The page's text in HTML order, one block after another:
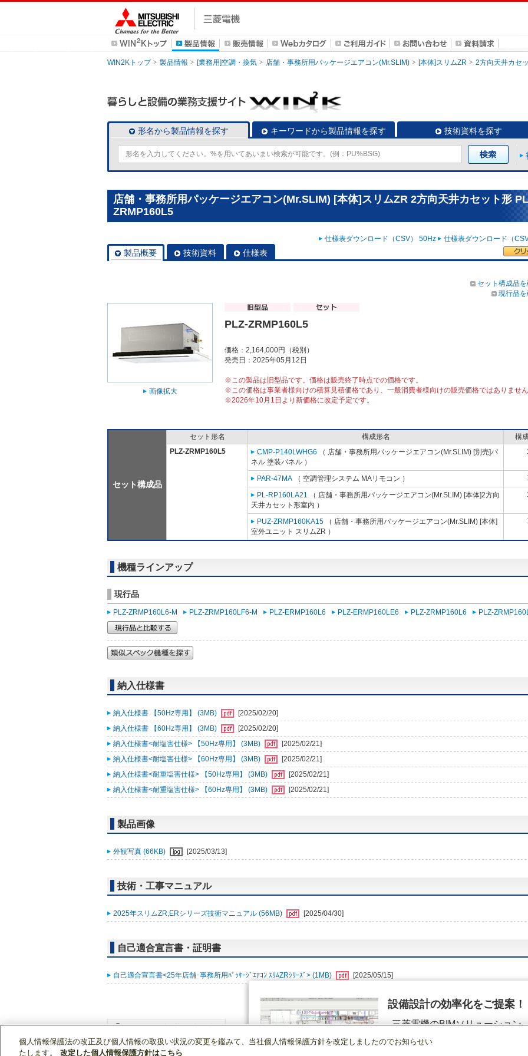
WIN2Kトップ 製品情報 [業務用]空調・換気 店舗・事務所用パッケージエアコン(Mr.SLIM) [本体]スリムZR 2方向天井カセ
形名から製品情報を探す キーワードから製品情報を探す 技術資料を探す
店舗・事務所用パッケージエアコン(Mr.SLIM) [本体]スリムZR 2方向天井カセット形
ZRMP160L5
仕様表ダウンロード（CSV） 50Hz 仕様表ダウンロード（
製品概要 技術資料 仕様表
セット構成品
現行品
画像拡大
PLZ-ZRMP160L5
価格：2,164,000円（税別）
発売日：2025年05月12日
※この製品は旧型品です。価格は販売終了時点での価格です。
※この価格は事業者様向けの積算見積価格であり、一般消費者様向けの販売価格ではありませ
※2026年10月1日より新価格に改定予定です。
セット構成品
セット形名 構成形名
構
PLZ-ZRMP160L5
CMP-P140LWHG6 （ 店舗・事務所用パッケージエアコン(Mr.SLIM) [別売]パ
ネル 塗装パネル ）
PAR-47MA （ 空調管理システム MAリモコン ）
PL-RP160LA21 （ 店舗・事務所用パッケージエアコン(Mr.SLIM) [本体]2方向
天井カセット形室内 ）
PUZ-ZRMP160KA15 （ 店舗・事務所用パッケージエアコン(Mr.SLIM) [本体]
室外ユニット スリムZR ）
機種ラインアップ
現行品
PLZ-ZRMP160L6-M PLZ-ZRMP160LF6-M PLZ-ERMP160L6 PLZ-ERMP160LE6 PLZ-ZRMP160L6 PLZ-
納入仕様書
納入仕様書 【50Hz専用】 (3MB)
[2025/02/20]
納入仕様書 【60Hz専用】 (3MB)
[2025/02/20]
納入仕様書<耐塩害仕様> 【50Hz専用】 (3MB)
[2025/02/21]
納入仕様書<耐塩害仕様> 【60Hz専用】 (3MB)
[2025/02/21]
納入仕様書<耐重塩害仕様> 【50Hz専用】 (3MB)
[2025/02/21]
納入仕様書<耐重塩害仕様> 【60Hz専用】 (3MB)
[2025/02/21]
製品画像
外観写真 (66KB) [2025/03/13]
技術・工事マニュアル
2025年スリムZR,ERシリーズ技術マニュアル (56MB) [2025/04/30]
自己適合宣言書・証明書
自己適合宣言書<25年店舗･事務所用ﾊﾟｯｹｰｼﾞｴｱｺﾝ ｽﾘﾑZRｼﾘｰｽﾞ> (1MB) [2025/05/15]
WIN2Kトップ 製品情報
設備設計の効率化をご提案！
三菱電機のBIMソリューション
（空調.換気.照明）
個人情報保護法の改正及び個人情報の取扱い状況の変更を鑑みて、当社個人情報保護方針を改定しましたのでお知らせい
たします。
改定した個人情報保護方針はこちら